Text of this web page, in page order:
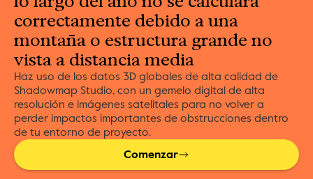
correctamente debido a una
montaña o estructura grande no
vista a distancia media
Haz uso de los datos 3D globales de alta calidad de
Shadowmap Studio, con un gemelo digital de alta
resolución e imágenes satelitales para no volver a
perder impactos importantes de obstrucciones dentro
de tu entorno de proyecto.
Comenzar